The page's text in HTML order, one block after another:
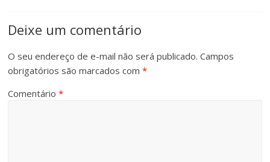
Deixe um comentário
O seu endereço de e-mail não será publicado. Campos
obrigatórios são marcados com*
Comentário*